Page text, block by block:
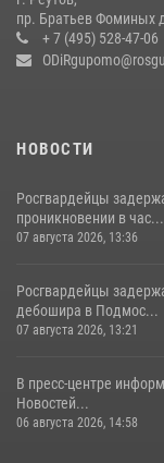
Росгвардейцы
18 июля 2026, 07:03
пр. Братьев Фоминых
+ 7 (495) 528-47-06
НОВОСТИ
Росгвардейцы
проникновении в час...
07 августа 2026, 13:36
Росгвардейцы
дебошира в Подмос...
07 августа 2026, 13:21
В пресс-центре
Новостей...
06 августа 2026, 14:58